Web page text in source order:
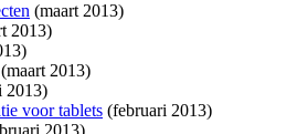
(maart 2013)
2013)
(maart 2013)
2013)
voor tablets (februari 2013)